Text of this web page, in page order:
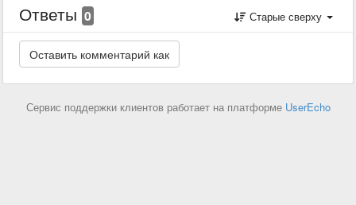
Ответы 0 Старые сверху
Сервис поддержки клиентов работает на платформе UserEcho